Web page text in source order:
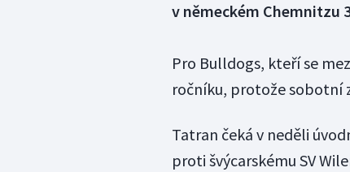
v německém Chemnitzu
Pro Bulldogs, kteří se
ročníku, protože sobotní
Tatran čeká v neděli
proti švýcarskému SV